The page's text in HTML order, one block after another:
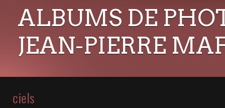
ALBUMS DE
JEAN-PIERRE
ciels